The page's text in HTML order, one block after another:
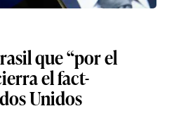
que “por el
el fact-
Unidos